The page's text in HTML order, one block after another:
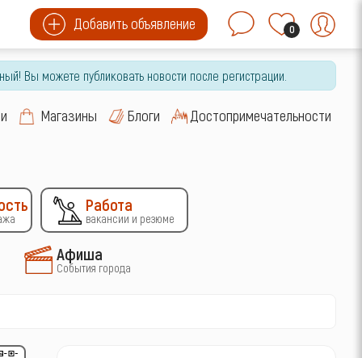
Добавить объявление 0
Вы можете публиковать новости после регистрации.
Магазины Блоги Достопримечательности
Работа
вакансии и резюме
Афиша
События города